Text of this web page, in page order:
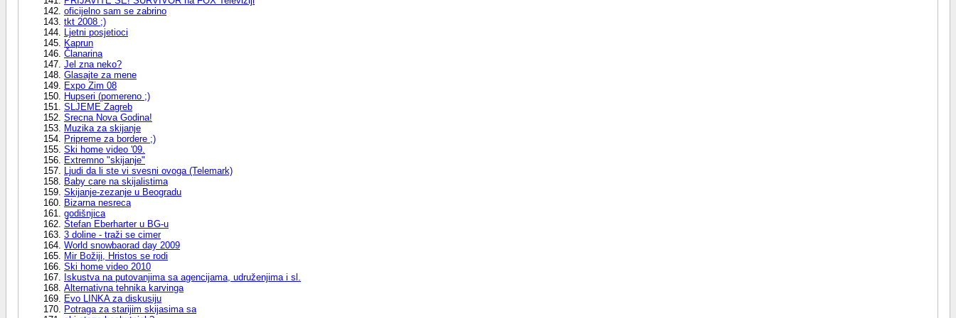
oficijelno sam se zabrino
tkt 2008 ;)
Ljetni posjetioci
Kaprun
Članarina
Jel zna neko?
Glasajte za mene
Expo Zim 08
Hupseri (pomereno ;)
SLJEME Zagreb
Srecna Nova Godina!
Muzika za skijanje
Pripreme za bordere ;)
Ski home video '09.
Extremno "skijanje"
Ljudi da li ste vi svesni ovoga (Telemark)
Baby care na skijalistima
Skijanje-zezanje u Beogradu
Bizarna nesreca
godišnjica
Štefan Eberharter u BG-u
3 doline - traži se cimer
World snowbaorad day 2009
Mir Božiji, Hristos se rodi
Ski home video 2010
Iskustva na putovanjima sa agencijama, udruženjima i sl.
Alternativna tehnika karvinga
Evo LINKA za diskusiju
Potraga za starijim skijasima sa